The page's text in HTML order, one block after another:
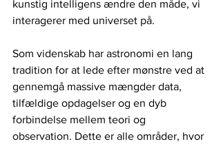
kunstig intelligens ændre den måde, vi
interagerer med universet på.
Som videnskab har astronomi en lang
tradition for at lede efter mønstre ved at
gennemgå massive mængder data,
tilfældige opdagelser og en dyb
forbindelse mellem teori og
observation. Dette er alle områder, hvor